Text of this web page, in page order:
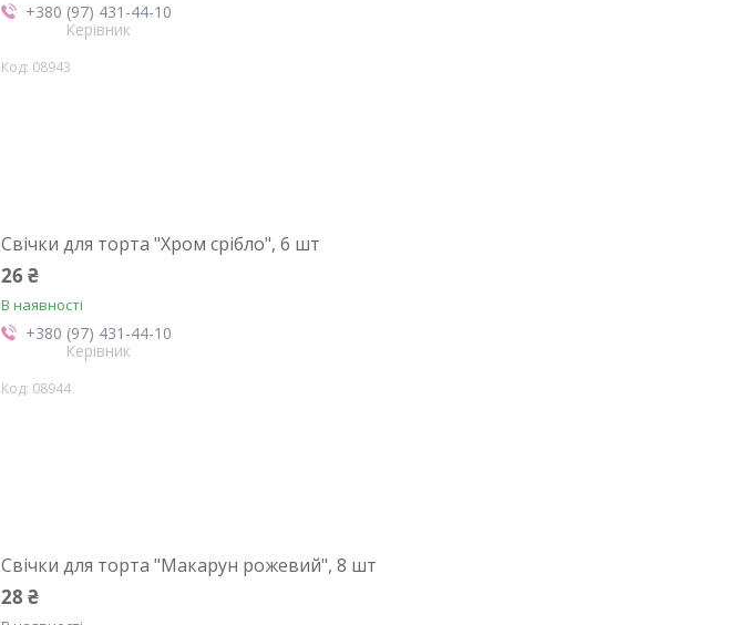
+380 (97) 431-44-10
Керівник
08943
Свічки для торта "Хром срібло", 6 шт
26 ₴
В наявності
+380 (97) 431-44-10
Керівник
08944
Свічки для торта "Макарун рожевий", 8 шт
28 ₴